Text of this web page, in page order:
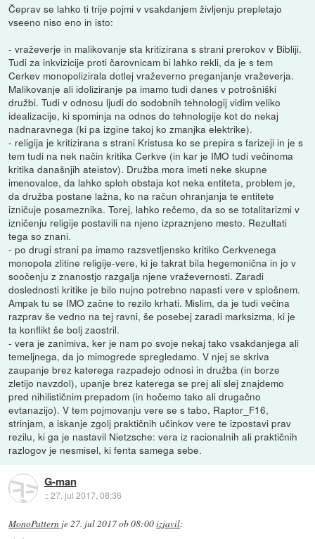
Čeprav se lahko ti trije pojmi v vsakdanjem življenju prepletajo
vseeno niso eno in isto:
- vraževerje in malikovanje sta kritizirana s strani prerokov v Bibliji.
Tudi za inkvizicije proti čarovnicam bi lahko rekli, da je s tem
Cerkev monopolizirala dotlej vraževerno preganjanje vraževerja.
Malikovanje ali idoliziranje pa imamo tudi danes v potrošniški
družbi. Tudi v odnosu ljudi do sodobnih tehnologij vidim veliko
idealizacije, ki spominja na odnos do tehnologije kot do nekaj
nadnaravnega (ki pa izgine takoj ko zmanjka elektrike).
- religija je kritizirana s strani Kristusa ko se prepira s farizeji in je s
tem tudi na nek način kritika Cerkve (in kar je IMO tudi večinoma
kritika današnjih ateistov). Družba mora imeti neke skupne
imenovalce, da lahko sploh obstaja kot neka entiteta, problem je,
da družba postane lažna, ko na račun ohranjanja te entitete
izničuje posameznika. Torej, lahko rečemo, da so se totalitarizmi v
izničenju religije postavili na njeno izpraznjeno mesto. Rezultati
tega so znani.
- po drugi strani pa imamo razsvetljensko kritiko Cerkvenega
monopola zlitine religije-vere, ki je takrat bila hegemonična in jo v
soočenju z znanostjo razgalja njene vraževernosti. Zaradi
doslednosti kritike je bilo nujno potrebno napasti vere v splošnem.
Ampak tu se IMO začne to rezilo krhati. Mislim, da je tudi večina
razprav še vedno na tej ravni, še posebej zaradi marksizma, ki je
ta konflikt še bolj zaostril.
- vera je zanimiva, ker je nam po svoje nekaj tako vsakdanjega ali
temeljnega, da jo mimogrede spregledamo. V njej se skriva
zaupanje brez katerega razpadejo odnosi in družba (in borze
zletijo navzdol), upanje brez katerega se prej ali slej znajdemo
pred nihilističnim prepadom (in hočemo tako ali drugačno
evtanazijo). V tem pojmovanju vere se s tabo, Raptor_F16,
strinjam, a iskanje zgolj praktičnih učinkov vere te izpostavi prav
rezilu, ki ga je nastavil Nietzsche: vera iz racionalnih ali praktičnih
razlogov je nesmisel, ki fenta samega sebe.
G-man
::27. jul 2017, 08:36
MonoPattern je27. jul 2017 ob 08:00izjavil: